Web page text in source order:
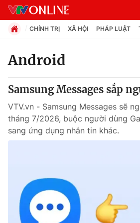
Chuyên mục
Xã hội
Y tế
Thế giới
CHÍNH TRỊ XÃ HỘI PHÁP LUẬT
Android
Samsung Messages sắp
VTV.vn - Samsung Messages sẽ
tháng 7/2026, buộc người dùng
sang ứng dụng nhắn tin khác.